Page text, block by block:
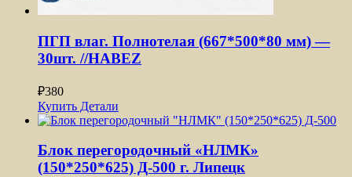
ПГП влаг. Полнотелая (667*500*80 мм) —
30шт. //HABEZ
₽380
Купить Детали
Блок перегородочный «НЛМК»
(150*250*625) Д-500 г. Липецк